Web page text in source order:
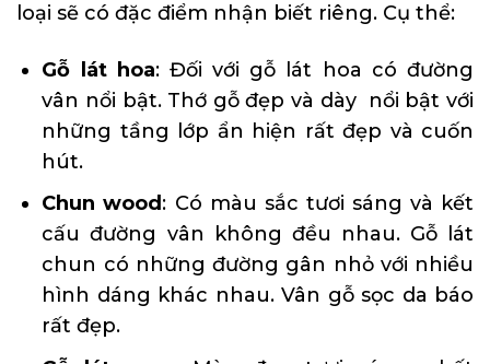
loại sẽ có đặc điểm nhận biết riêng. Cụ thể:
Gỗ lát hoa: Đối với gỗ lát hoa có đường
vân nổi bật. Thớ gỗ đẹp và dày nổi bật với
những tầng lớp ẩn hiện rất đẹp và cuốn
hút.
Chun wood: Có màu sắc tươi sáng và kết
cấu đường vân không đều nhau. Gỗ lát
chun có những đường gân nhỏ với nhiều
hình dáng khác nhau. Vân gỗ sọc da báo
rất đẹp.